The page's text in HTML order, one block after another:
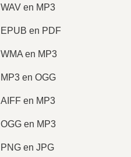
WAV en MP3
EPUB en PDF
WMA en MP3
MP3 en OGG
AIFF en MP3
OGG en MP3
PNG en JPG